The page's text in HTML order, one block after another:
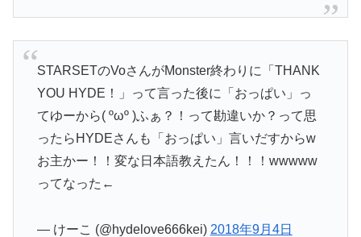
STARSETのVoさんがMonster終わりに「THANK
YOU HYDE！」って言った後に「おっぱい」っ
てゆーから( ºωº )ふぁ？！って勘違いか？って思
ったらHYDEさんも「おっぱい」言いだすからw
お主かー！！変な日本語教えたん！！！wwwww
ってなった←
— けーこ (@hydelove666kei) 2018年9月4日